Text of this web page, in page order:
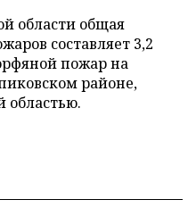
области общая
составляет 3,2
пожар на
районе,
областью.